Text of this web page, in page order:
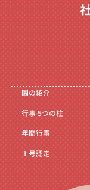
園の紹介
行事5つの柱
年間行事
１号認定